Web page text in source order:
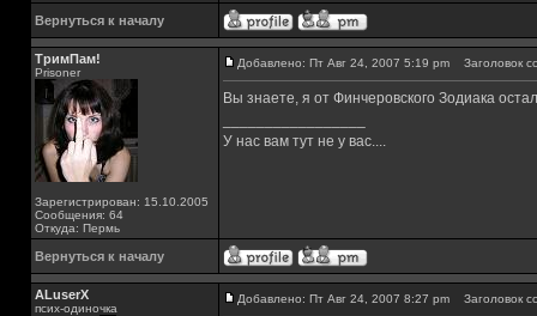
Вернуться к началу
ТримПам!
Prisoner
Зарегистрирован: 15.10.2005
Сообщения: 64
Откуда: Пермь
Добавлено: Пт Авг 24, 2007 5:19 pm Заголовок
Вы знаете, я от Финчеровского Зодиака
У нас вам тут не у вас....
Вернуться к началу
ALuserX
псих-одиночка
Добавлено: Пт Авг 24, 2007 8:27 pm Заголовок